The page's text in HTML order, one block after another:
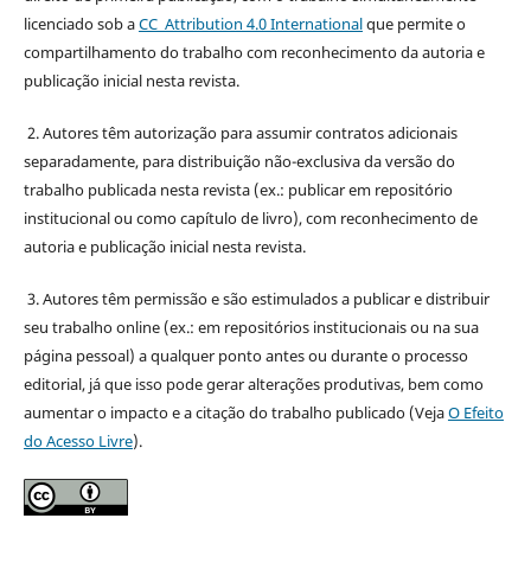
licenciado sob aCC Attribution 4.0 Internationalque permite o
compartilhamento do trabalho com reconhecimento da autoria e
publicação inicial nesta revista.
2. Autores têm autorização para assumir contratos adicionais
separadamente, para distribuição não-exclusiva da versão do
trabalho publicada nesta revista (ex.: publicar em repositório
institucional ou como capítulo de livro), com reconhecimento de
autoria e publicação inicial nesta revista.
3. Autores têm permissão e são estimulados a publicar e distribuir
seu trabalho online (ex.: em repositórios institucionais ou na sua
página pessoal) a qualquer ponto antes ou durante o processo
editorial, já que isso pode gerar alterações produtivas, bem como
aumentar o impacto e a citação do trabalho publicado (VejaO Efeito
do Acesso Livre).